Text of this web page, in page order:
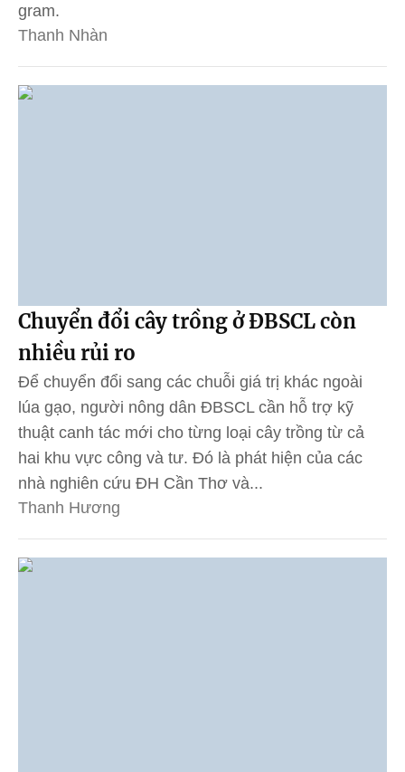
gram.
Thanh Nhàn
Chuyển đổi cây trồng ở ĐBSCL còn
nhiều rủi ro
Để chuyển đổi sang các chuỗi giá trị khác ngoài
lúa gạo, người nông dân ĐBSCL cần hỗ trợ kỹ
thuật canh tác mới cho từng loại cây trồng từ cả
hai khu vực công và tư. Đó là phát hiện của các
nhà nghiên cứu ĐH Cần Thơ và...
Thanh Hương